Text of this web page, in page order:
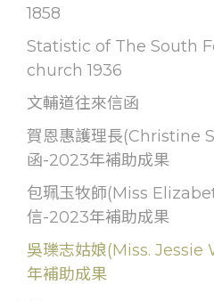
1858
Statistic of The South
church 1936
文輔道往來信函
賀恩惠護理長(Christine
函-2023年補助成果
包珮玉牧師(Miss
信-2023年補助成果
吳瓅志姑娘(Miss. Jessie
年補助成果